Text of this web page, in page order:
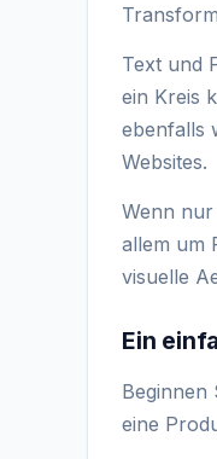
Text und
ein Kreis
ebenfalls
Websites.
Wenn
allem um
visuelle
Ein
Beginnen
eine